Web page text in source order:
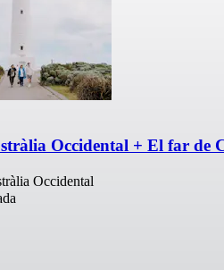
Occidental + El far de
Occidental